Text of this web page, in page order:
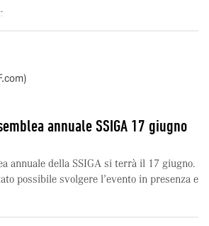
annuale SSIGA 17 giugno
annuale della SSIGA si terrà il 17 giugno.
possibile svolgere l’evento in presenza e